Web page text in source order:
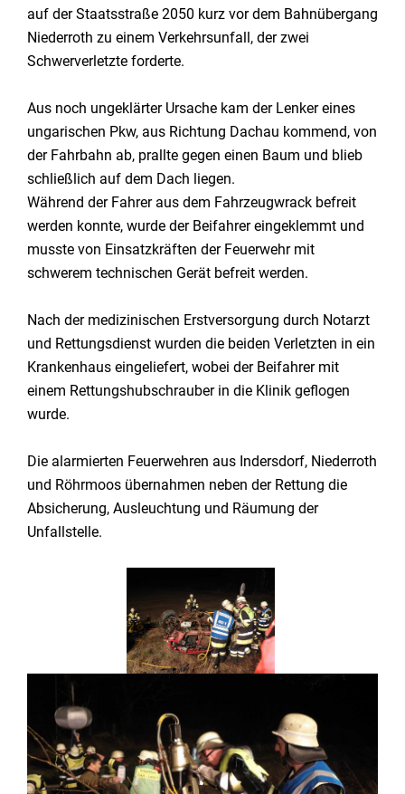
auf der Staatsstraße 2050 kurz vor dem Bahnübergang
Niederroth zu einem Verkehrsunfall, der zwei
Schwerverletzte forderte.
Aus noch ungeklärter Ursache kam der Lenker eines
ungarischen Pkw, aus Richtung Dachau kommend, von
der Fahrbahn ab, prallte gegen einen Baum und blieb
schließlich auf dem Dach liegen.
Während der Fahrer aus dem Fahrzeugwrack befreit
werden konnte, wurde der Beifahrer eingeklemmt und
musste von Einsatzkräften der Feuerwehr mit
schwerem technischen Gerät befreit werden.
Nach der medizinischen Erstversorgung durch Notarzt
und Rettungsdienst wurden die beiden Verletzten in ein
Krankenhaus eingeliefert, wobei der Beifahrer mit
einem Rettungshubschrauber in die Klinik geflogen
wurde.
Die alarmierten Feuerwehren aus Indersdorf, Niederroth
und Röhrmoos übernahmen neben der Rettung die
Absicherung, Ausleuchtung und Räumung der
Unfallstelle.